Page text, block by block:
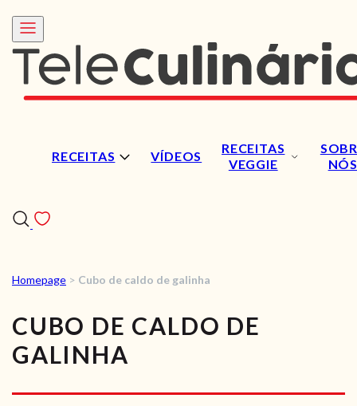
RECEITAS VÍDEOS
RECEITAS
VEGGIE
NÓS
RECEITAS
VÍDEOS
Homepage > Cubo de caldo de galinha
CUBO DE CALDO DE
GALINHA